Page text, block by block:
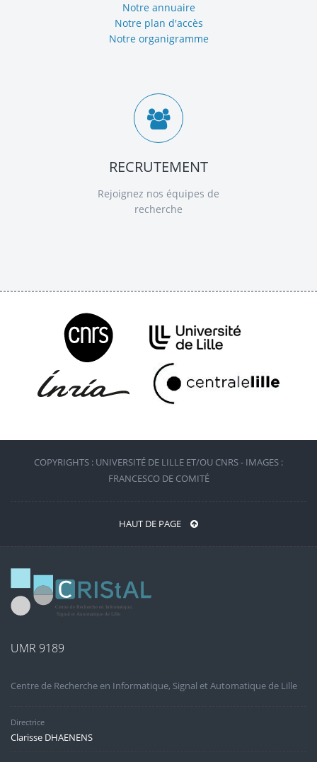
Notre annuaire
Notre plan d'accès
Notre organigramme
RECRUTEMENT
Rejoignez nos équipes de
recherche
COPYRIGHTS : UNIVERSITÉ DE LILLE ET/OU CNRS - IMAGES :
FRANCESCO DE COMITÉ
HAUT DE PAGE
UMR 9189
Centre de Recherche en Informatique, Signal et Automatique de Lille
Directrice
Clarisse DHAENENS